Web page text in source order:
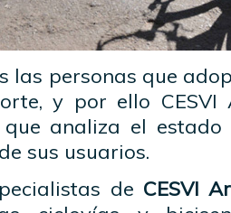
las personas que
y por ello CESVI
que analiza el
sus usuarios.
de CESVI